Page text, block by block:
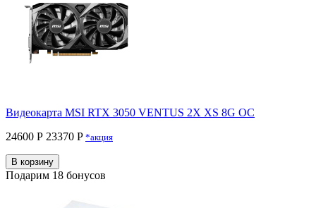
Видеокарта MSI RTX 3050 VENTUS 2X XS 8G OC
24600 Р 23370 P *акция
В корзину
Подарим 18 бонусов